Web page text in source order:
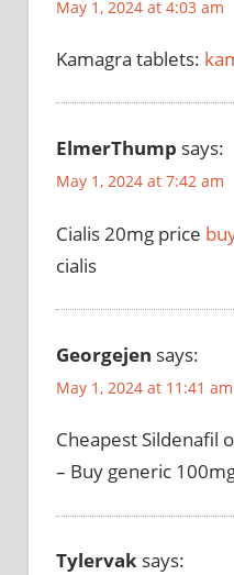
May 1, 2024 at 4:03 am
Kamagra tablets:
ElmerThump says:
May 1, 2024 at 7:42 am
Cialis 20mg price
cialis
Georgejen says:
May 1, 2024 at 11:41 am
Cheapest Sildenafil
– Buy generic
Tylervak says: